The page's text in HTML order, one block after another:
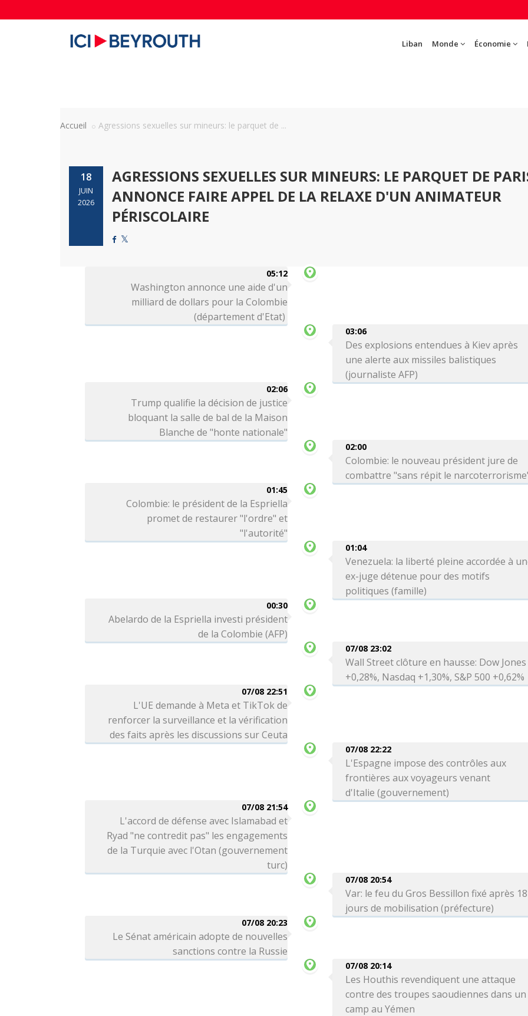
Liban Monde Économie
Accueil Agressions sexuelles sur mineurs: le parquet de ...
18
JUIN
2026
AGRESSIONS SEXUELLES SUR MINEURS: LE PARQUET DE
ANNONCE FAIRE APPEL DE LA RELAXE D'UN ANIMATEUR
PÉRISCOLAIRE
05:12
Washington annonce une aide d'un
milliard de dollars pour la Colombie
(département d'Etat)
03:06
Des explosions entendues à Kiev après
une alerte aux missiles balistiques
(journaliste AFP)
02:06
Trump qualifie la décision de justice
bloquant la salle de bal de la Maison
Blanche de "honte nationale"
02:00
Colombie: le nouveau président jure de
combattre "sans répit le
01:45
Colombie: le président de la Espriella
promet de restaurer "l'ordre" et
"l'autorité"
01:04
Venezuela: la liberté pleine accordée à
ex-juge détenue pour des motifs
politiques (famille)
00:30
Abelardo de la Espriella investi président
de la Colombie (AFP)
07/08 23:02
Wall Street clôture en hausse: Dow Jones
+0,28%, Nasdaq +1,30%, S&P 500 +0,62%
07/08 22:51
L'UE demande à Meta et TikTok de
renforcer la surveillance et la vérification
des faits après les discussions sur Ceuta
07/08 22:22
L'Espagne impose des contrôles aux
frontières aux voyageurs venant
d'Italie (gouvernement)
07/08 21:54
L'accord de défense avec Islamabad et
Ryad "ne contredit pas" les engagements
de la Turquie avec l'Otan (gouvernement
turc)
07/08 20:54
Var: le feu du Gros Bessillon fixé après 18
jours de mobilisation (préfecture)
07/08 20:23
Le Sénat américain adopte de nouvelles
sanctions contre la Russie
07/08 20:14
Les Houthis revendiquent une attaque
contre des troupes saoudiennes dans un
camp au Yémen